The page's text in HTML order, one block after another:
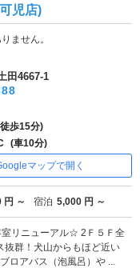
児店)
ません。
田4667-1
歩15分)
(車10分)
マップで開く
円 ～ 宿泊 5,000 円 ～
リニューアル☆ 2Ｆ５Ｆ全
抜群！犬山からもほど近い
ロアバス（泡風呂）や ...